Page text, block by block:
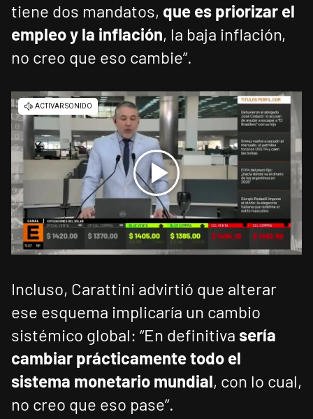
tiene dos mandatos, que es priorizar el
empleo y la inflación, la baja inflación,
no creo que eso cambie”.
Incluso, Carattini advirtió que alterar
ese esquema implicaría un cambio
sistémico global: “En definitiva sería
cambiar prácticamente todo el
sistema monetario mundial, con lo cual,
no creo que eso pase”.